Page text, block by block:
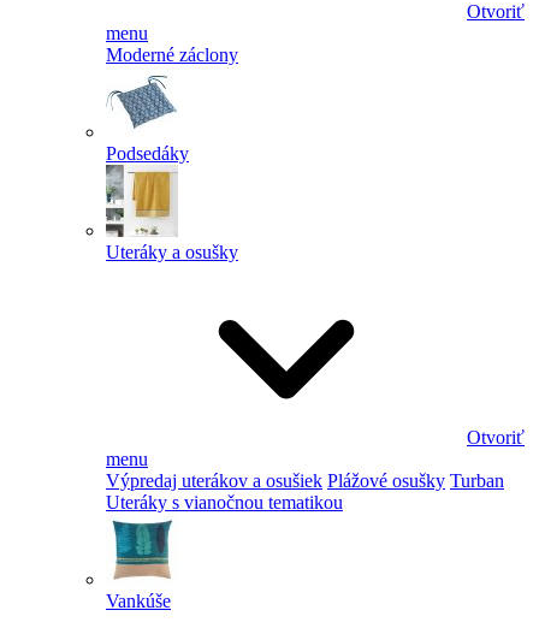
Otvoriť
menu
Moderné záclony
Podsedáky
Uteráky a osušky
Otvoriť
menu
Výpredaj uterákov a osušiek Plážové osušky Turban
Uteráky s vianočnou tematikou
Vankúše